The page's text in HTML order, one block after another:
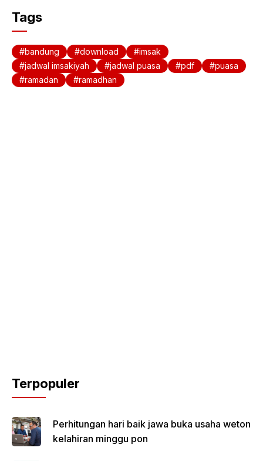
c
e
b
o
o
A
p
p
Tags
bandung download
imsak
jadwal imsakiyah
jadwal puasa pdf
puasa
ramadan
ramadhan
Terpopuler
Perhitungan hari baik jawa buka usaha weton
kelahiran minggu pon